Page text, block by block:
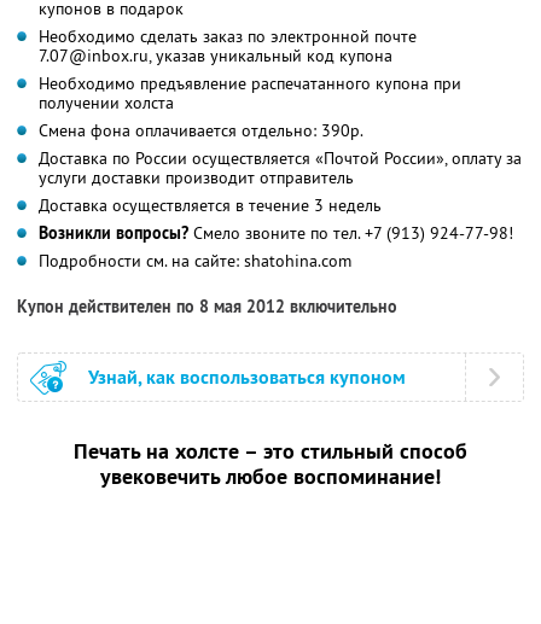
купонов в подарок
Необходимо сделать заказ по электронной почте
7.07@inbox.ru, указав уникальный код купона
Необходимо предъявление распечатанного купона при
получении холста
Смена фона оплачивается отдельно: 390р.
Доставка по России осуществляется «Почтой России», оплату за
услуги доставки производит отправитель
Доставка осуществляется в течение 3 недель
Возникли вопросы? Смело звоните по тел. +7 (913) 924-77-98!
Подробности см. на сайте: shatohina.com
Купон действителен по 8 мая 2012 включительно
Узнай, как воспользоваться купоном
Печать на холсте – это стильный способ
увековечить любое воспоминание!